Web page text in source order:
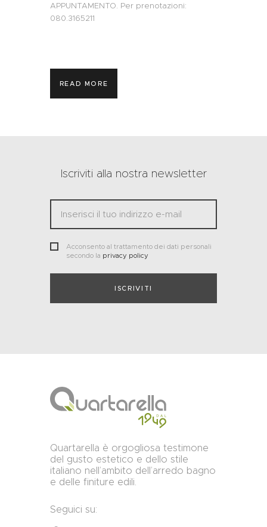
APPUNTAMENTO. Per prenotazioni:
080.3165211
READ MORE
Iscriviti alla nostra newsletter
Acconsento al trattamento dei dati personali
secondo la privacy policy
Quartarella è orgogliosa testimone
del gusto estetico e dello stile
italiano nell’ambito dell’arredo bagno
e delle finiture edili.
Seguici su: